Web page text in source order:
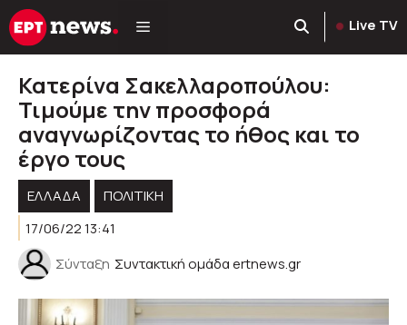
Μετάβαση
σε
Live TV
Κατερίνα Σακελλαροπούλου:
Τιμούμε την προσφορά
αναγνωρίζοντας το ήθος και το
έργο τους
ΕΛΛΑΔΑ
ΠΟΛΙΤΙΚΉ
17/06/22 13:41
Σύνταξη Συντακτική ομάδα ertnews.gr